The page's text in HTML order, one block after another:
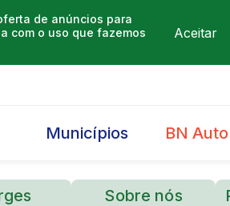
de anúncios para
com o uso que fazemos
Aceitar
Municípios BN
Sobre nós